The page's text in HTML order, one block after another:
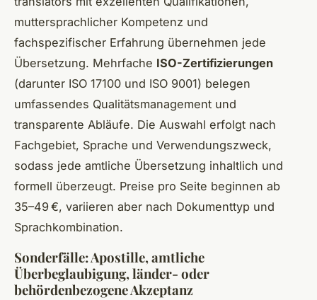
muttersprachlicher Kompetenz und
fachspezifischer Erfahrung übernehmen jede
Übersetzung. Mehrfache ISO-Zertifizierungen
(darunter ISO 17100 und ISO 9001) belegen
umfassendes Qualitätsmanagement und
transparente Abläufe. Die Auswahl erfolgt nach
Fachgebiet, Sprache und Verwendungszweck,
sodass jede amtliche Übersetzung inhaltlich und
formell überzeugt. Preise pro Seite beginnen ab
35–49 €, variieren aber nach Dokumenttyp und
Sprachkombination.
Sonderfälle: Apostille, amtliche
Überbeglaubigung, länder- oder
behördenbezogene Akzeptanz